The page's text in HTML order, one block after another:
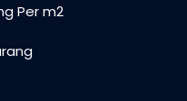
Per m2